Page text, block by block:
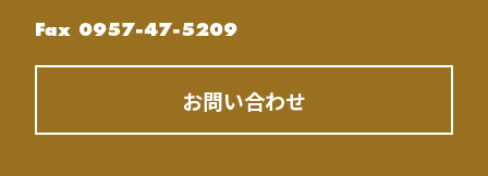
Fax 0957-47-5209
お問い合わせ